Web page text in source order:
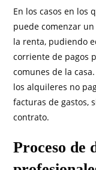
En los casos en los
puede comenzar
la renta, pudiendo
corriente de pagos
comunes de la
los alquileres no
facturas de gastos,
contrato.
Proceso de